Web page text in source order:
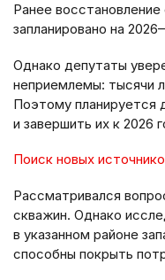
Ранее
запланировано на
Однако депутаты
неприемлемы: тысячи
Поэтому планируется
и завершить их к 2026
Поиск новых
Рассматривался
скважин. Однако
в указанном районе
способны покрыть